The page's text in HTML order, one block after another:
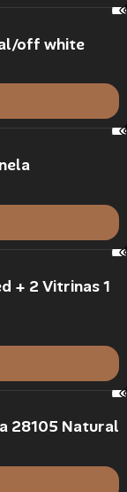
off white
+ 2 Vitrinas 1
28105 Natural